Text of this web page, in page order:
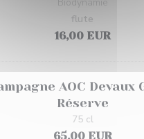
16,00 EUR
flute
AOC Devaux
Réserve
65,00 EUR
75 cl